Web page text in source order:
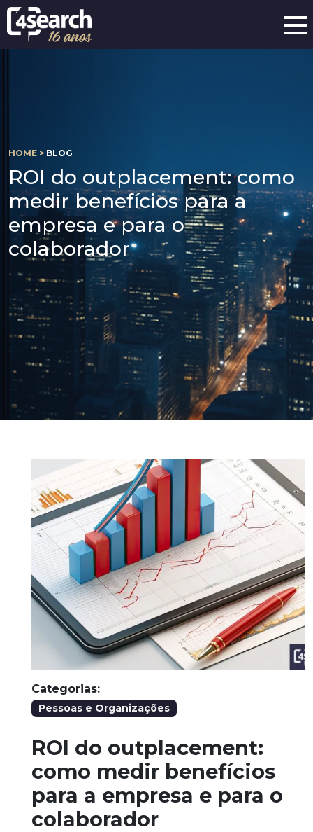
HOME > BLOG
ROI do outplacement: como
medir benefícios para a
empresa e para o
colaborador
Categorias:
Pessoas e Organizações
ROI do outplacement:
como medir benefícios
para a empresa e para o
colaborador